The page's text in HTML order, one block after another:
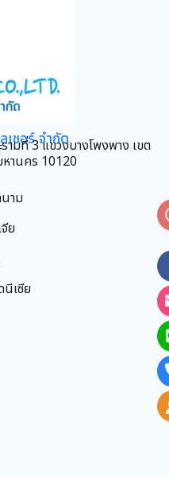
ชอร์ จำกัด
มที่ 3 แขวงบางโพงพาง เขต
หานคร 10120
นาม
ย
นีเซีย